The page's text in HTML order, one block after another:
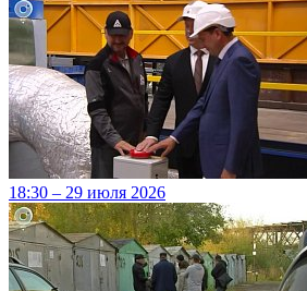
18:30 – 29 июля 2026